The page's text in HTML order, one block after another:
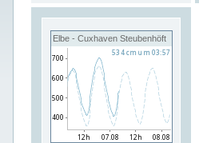
Elbe - Cuxhaven Steubenhöft